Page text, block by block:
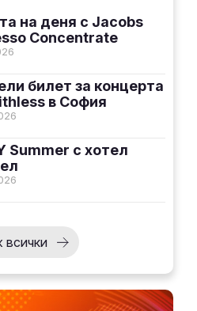
на деня с Jacobs
Concentrate
билет за концерта
в София
Summer с хотел
всички